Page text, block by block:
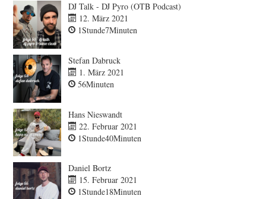
DJ Talk - DJ Pyro (OTB Podcast)
12. März 2021
1Stunde7Minuten
Stefan Dabruck
1. März 2021
56Minuten
Hans Nieswandt
22. Februar 2021
1Stunde40Minuten
Daniel Bortz
15. Februar 2021
1Stunde18Minuten